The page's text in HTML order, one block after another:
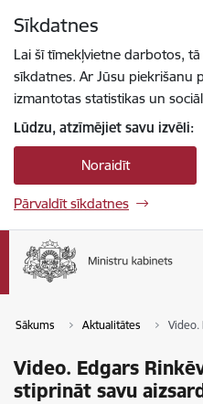
Sīkdatnes
Lai šī tīmekļvietne darbotos,
sīkdatnes. Ar Jūsu piekrišanu
izmantotas statistikas un
Lūdzu, atzīmējiet savu izvēli:
Noraidīt
Pārvaldīt sīkdatnes
Sākums Aktualitātes Video.
Video. Edgars
stiprināt savu